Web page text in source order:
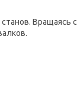
Вращаясь